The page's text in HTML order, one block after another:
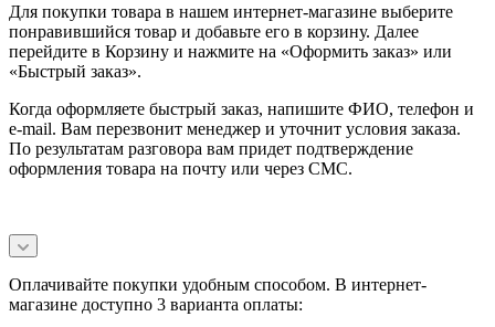
Для покупки товара в нашем интернет-магазине выберите
понравившийся товар и добавьте его в корзину. Далее
перейдите в Корзину и нажмите на «Оформить заказ» или
«Быстрый заказ».
Когда оформляете быстрый заказ, напишите ФИО, телефон и
e-mail. Вам перезвонит менеджер и уточнит условия заказа.
По результатам разговора вам придет подтверждение
оформления товара на почту или через СМС.
Оплачивайте покупки удобным способом. В интернет-
магазине доступно 3 варианта оплаты: